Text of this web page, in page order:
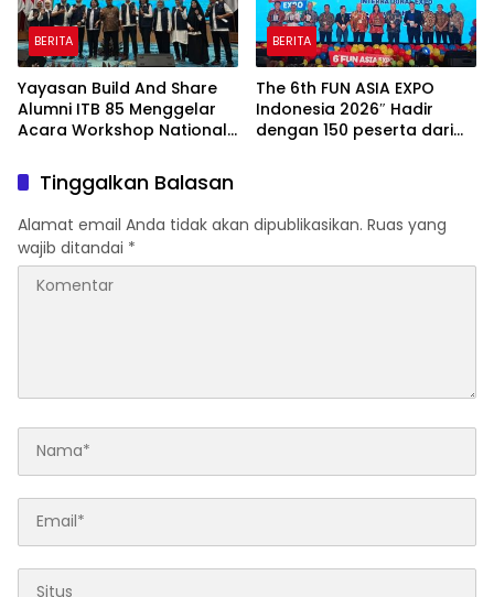
BERITA
Yayasan Build And Share
Alumni ITB 85 Menggelar
Acara Workshop National
2026 & Dibuka Resmi
Pramono Anung (Gubernur
DKI Jakarta)
BERITA
The 6th FUN ASIA EXPO
Indonesia 2026″ Hadir
dengan 150 peserta dari
di Tanah Air
Tinggalkan Balasan
Alamat email Anda tidak akan dipublikasikan. Ruas yang
wajib ditandai *